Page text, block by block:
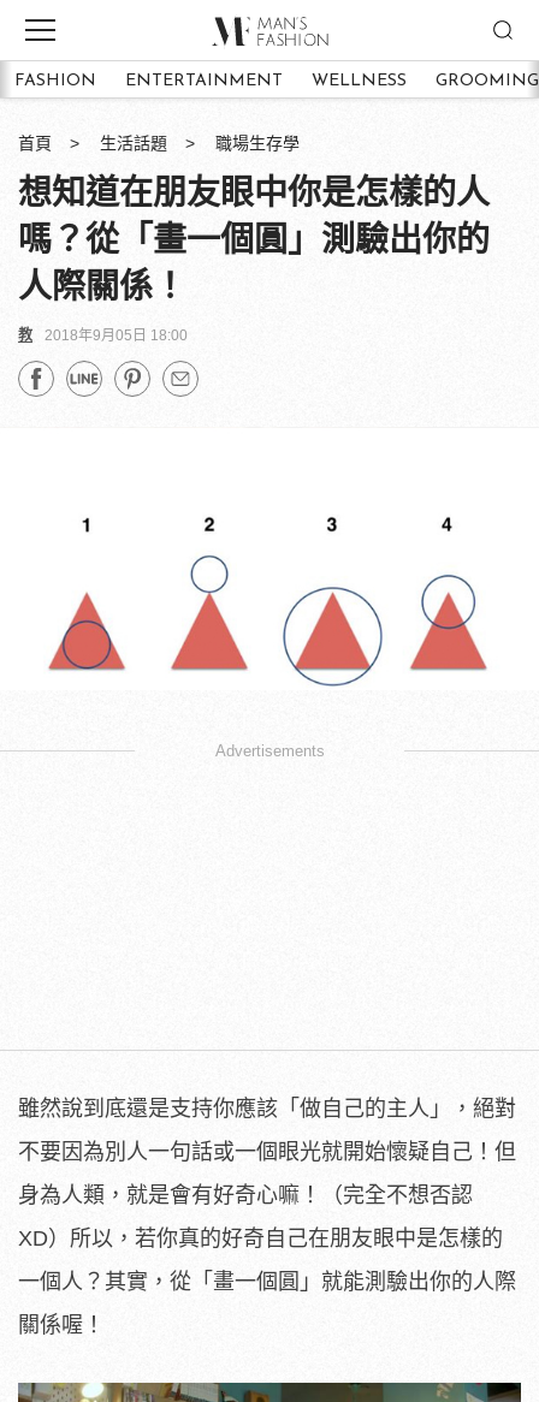
FASHION ENTERTAINMENT WELLNESS GROOMING
首頁 生活話題 職場生存學
想知道在朋友眼中你是怎樣的人
嗎？從「畫一個圓」測驗出你的
人際關係！
教 2018年9月05日 18:00
Advertisements
雖然說到底還是支持你應該「做自己的主人」，絕對
不要因為別人一句話或一個眼光就開始懷疑自己！但
身為人類，就是會有好奇心嘛！（完全不想否認
XD）所以，若你真的好奇自己在朋友眼中是怎樣的
一個人？其實，從「畫一個圓」就能測驗出你的人際
關係喔！